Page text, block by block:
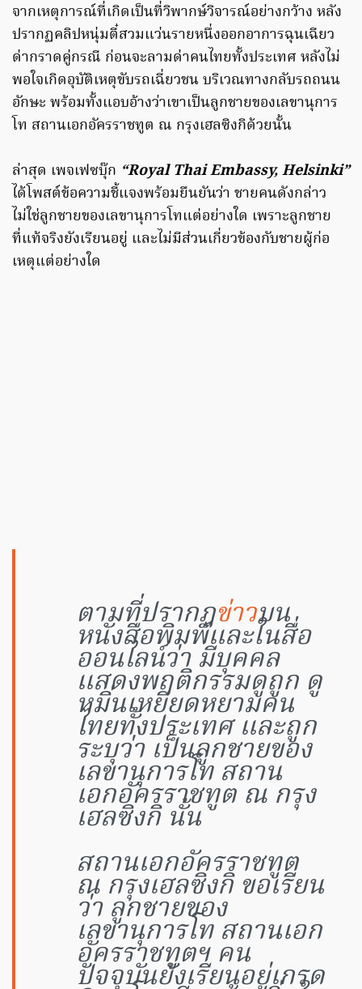
จากเหตุการณ์ที่เกิดเป็นที่วิพากษ์วิจารณ์อย่างกว้าง หลัง
ปรากฏคลิปหนุ่มตี๋สวมแว่นรายหนึ่งออกอาการฉุนเฉียว
ด่ากราดคู่กรณี ก่อนจะลามด่าคนไทยทั้งประเทศ หลังไม่
พอใจเกิดอุบัติเหตุขับรถเฉี่ยวชน บริเวณทางกลับรถถนน
อักษะ พร้อมทั้งแอบอ้างว่าเขาเป็นลูกชายของเลขานุการ
โท สถานเอกอัครราชทูต ณ กรุงเฮลซิงกิด้วยนั้น
ล่าสุด เพจเฟซบุ๊ก “Royal Thai Embassy, Helsinki”
ได้โพสต์ข้อความชี้แจงพร้อมยืนยันว่า ชายคนดังกล่าว
ไม่ใช่ลูกชายของเลขานุการโทแต่อย่างใด เพราะลูกชาย
ที่แท้จริงยังเรียนอยู่ และไม่มีส่วนเกี่ยวข้องกับชายผู้ก่อ
เหตุแต่อย่างใด
ตามที่ปรากฏข่าวบน
หนังสือพิมพ์และในสื่อ
ออนไลน์ว่า มีบุคคล
แสดงพฤติกรรมดูถูก ดู
หมิ่นเหยียดหยามคน
ไทยทั้งประเทศ และถูก
ระบุว่า เป็นลูกชายของ
เลขานุการโท สถาน
เอกอัครราชทูต ณ กรุง
เฮลซิงกิ นั้น
สถานเอกอัครราชทูต
ณ กรุงเฮลซิงกิ ขอเรียน
ว่า ลูกชายของ
เลขานุการโท สถานเอก
อัครราชทูตฯ คน
ปัจจุบันยังเรียนอยู่เกรด